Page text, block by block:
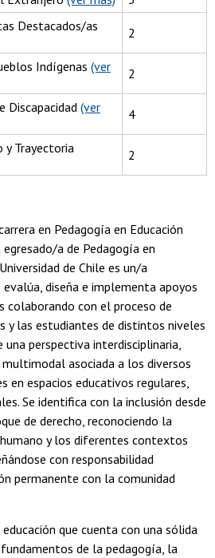
Destacados/as
2
Indígenas (ver
2
Discapacidad (ver
4
y Trayectoria
2
en Pedagogía en Educación
a de Pedagogía en
de Chile es un/a
diseña e implementa apoyos
colaborando con el proceso de
y las estudiantes de distintos niveles
perspectiva interdisciplinaria,
asociada a los diversos
en espacios educativos regulares,
Se identifica con la inclusión desde
de derecho, reconociendo la
y los diferentes contextos
con responsabilidad
permanente con la comunidad
que cuenta con una sólida
de la pedagogía, la